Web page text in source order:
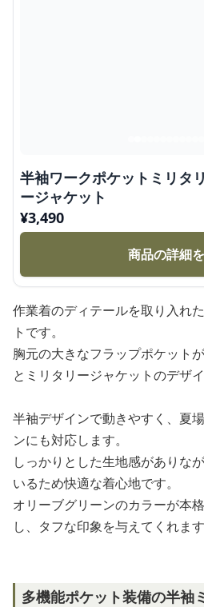
半袖ワークポケットミリタ
ージャケット
¥3,490
商品の詳細
作業着のディテールを取り入れ
トです。
胸元の大きなフラップポケット
とミリタリージャケットのデザ
半袖デザインで動きやすく、夏
ンにも対応します。
しっかりとした生地感がありな
いるため快適な着心地です。
オリーブグリーンのカラーが本
し、タフな印象を与えてくれます
多機能ポケット装備の半袖